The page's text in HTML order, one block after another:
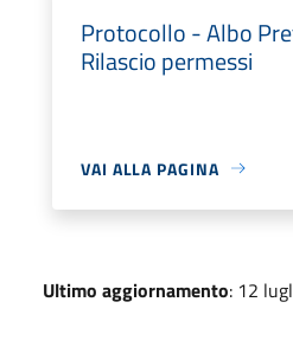
Protocollo - Albo
Rilascio permessi
VAI ALLA PAGINA
Ultimo aggiornamento: 12